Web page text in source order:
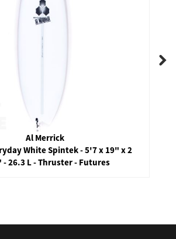
Al Merrick
White Spintek - 5'7 x 19" x 2
- 26.3 L - Thruster - Futures